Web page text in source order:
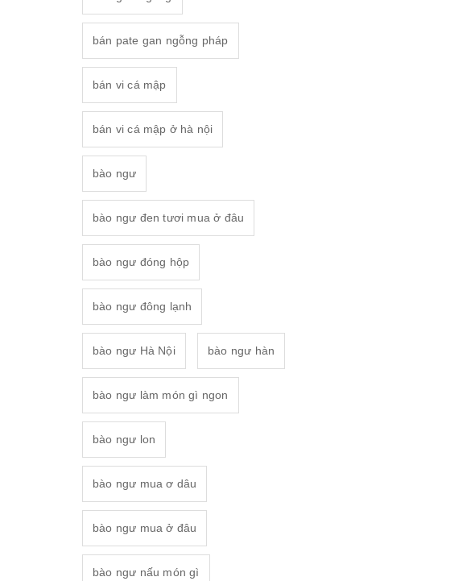
bán pate gan ngỗng pháp
bán vi cá mập
bán vi cá mập ở hà nội
bào ngư
bào ngư đen tươi mua ở đâu
bào ngư đóng hộp
bào ngư đông lạnh
bào ngư Hà Nội bào ngư hàn
bào ngư làm món gì ngon
bào ngư lon
bào ngư mua ơ dâu
bào ngư mua ở đâu
bào ngư nấu món gì